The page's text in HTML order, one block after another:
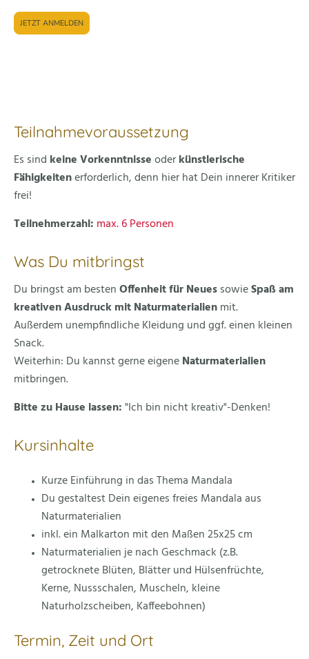
JETZT ANMELDEN
Teilnahmevoraussetzung
Es sind keine Vorkenntnisseoderkünstlerische
Fähigkeitenerforderlich, denn hier hat Dein innerer Kritiker
frei!
Teilnehmerzahl: max. 6 Personen
Was Du mitbringst
Du bringst am bestenOffenheit für NeuessowieSpaßam
kreativen Ausdruck mit Naturmaterialienmit.
Außerdem unempfindliche Kleidung und ggf. einen kleinen
Snack.
Weiterhin: Du kannst gerne eigeneNaturmaterialien
mitbringen.
Bitte zu Hause lassen:"Ich bin nicht kreativ"-Denken!
Kursinhalte
Kurze Einführung in das Thema Mandala
Du gestaltest Dein eigenes freies Mandala aus
Naturmaterialien
inkl. ein Malkarton mit den Maßen 25x25 cm
Naturmaterialien je nach Geschmack (z.B.
getrocknete Blüten, Blätter und Hülsenfrüchte,
Kerne, Nussschalen, Muscheln, kleine
Naturholzscheiben, Kaffeebohnen)
Termin, Zeit und Ort